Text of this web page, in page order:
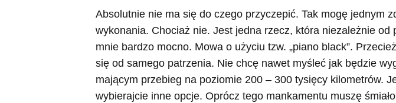
Absolutnie nie ma się do czego przyczepić. Tak mogę jednym
wykonania. Chociaż nie. Jest jedna rzecz, która niezależnie od
mnie bardzo mocno. Mowa o użyciu tzw. „piano black”.
się od samego patrzenia. Nie chcę nawet myśleć jak będzie
mającym przebieg na poziomie 200 – 300 tysięcy kilometrów.
wybierajcie inne opcje. Oprócz tego mankamentu muszę